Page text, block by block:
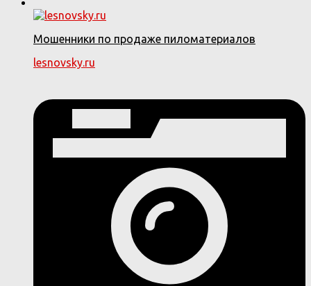
Мошенники по продаже пиломатериалов
lesnovsky.ru